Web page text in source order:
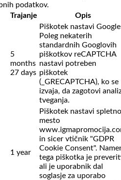
podatkov.
Trajanje Opis
5
months
27 days
Piškotek nastavi
Poleg nekaterih
standardnih Googlovih
piškotkov reCAPTCHA
nastavi potreben
piškotek
(_GRECAPTCHA), ko se
izvaja, da zagotovi
tveganja.
1 year
Piškotek nastavi spletno
mesto
in sicer vtičnik "GDPR
Cookie Consent".
tega piškotka je
ali je uporabnik dal
soglasje za uporabo